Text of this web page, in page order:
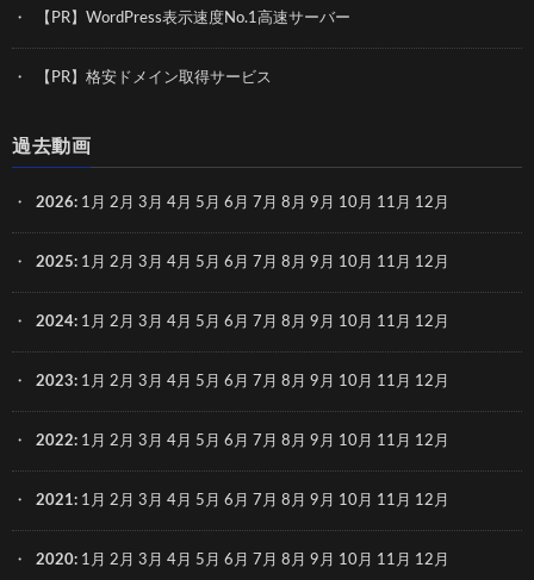
【PR】WordPress表示速度No.1高速サーバー
【PR】格安ドメイン取得サービス
過去動画
2026: 1月 2月 3月 4月 5月 6月 7月 8月 9月 10月 11月 12月
2025: 1月 2月 3月 4月 5月 6月 7月 8月 9月 10月 11月 12月
2024: 1月 2月 3月 4月 5月 6月 7月 8月 9月 10月 11月 12月
2023: 1月 2月 3月 4月 5月 6月 7月 8月 9月 10月 11月 12月
2022: 1月 2月 3月 4月 5月 6月 7月 8月 9月 10月 11月 12月
2021: 1月 2月 3月 4月 5月 6月 7月 8月 9月 10月 11月 12月
2020: 1月 2月 3月 4月 5月 6月 7月 8月 9月 10月 11月 12月